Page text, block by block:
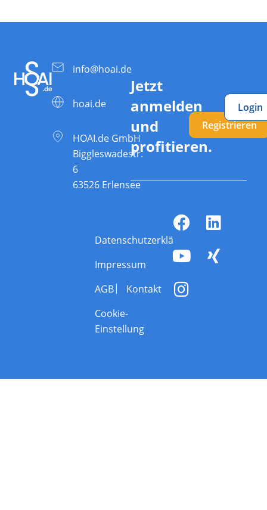
info@hoai.de
hoai.de
HOAI.de GmbH
Biggleswadestr.
6
63526 Erlensee
Jetzt
anmelden
und
profitieren.
Registrieren
Login
Datenschutzerklärung
Impressum
AGB
Kontakt
Cookie-
Einstellung